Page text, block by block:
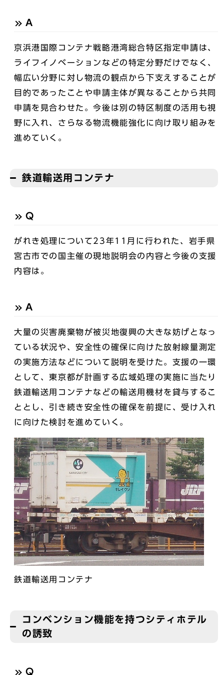
A
京浜港国際コンテナ戦略港湾総合特区指定申請は、
ライフイノベーションなどの特定分野だけでなく、
幅広い分野に対し物流の観点から下支えすることが
目的であったことや申請主体が異なることから共同
申請を見合わせた。今後は別の特区制度の活用も視
野に入れ、さらなる物流機能強化に向け取り組みを
進めていく。
鉄道輸送用コンテナ
Q
がれき処理について23年11月に行われた、岩手県
宮古市での国主催の現地説明会の内容と今後の支援
内容は。
A
大量の災害廃棄物が被災地復興の大きな妨げとなっ
ている状況や、安全性の確保に向けた放射線量測定
の実施方法などについて説明を受けた。支援の一環
として、東京都が計画する広域処理の実施に当たり
鉄道輸送用コンテナなどの輸送用機材を貸与するこ
ととし、引き続き安全性の確保を前提に、受け入れ
に向けた検討を進めていく。
鉄道輸送用コンテナ
コンベンション機能を持つシティホテル
の誘致
Q